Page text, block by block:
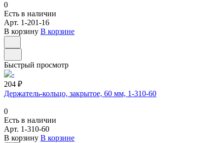
0
Есть в наличии
Арт. 1-201-16
В корзину В корзине
Быстрый просмотр
204 ₽
Держатель-кольцо, закрытое, 60 мм, 1-310-60
0
Есть в наличии
Арт. 1-310-60
В корзину В корзине